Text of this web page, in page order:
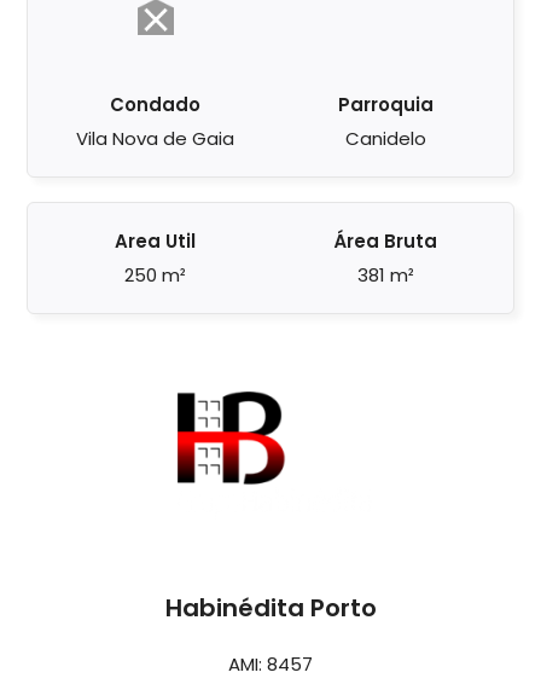
Condado
Vila Nova de Gaia
Parroquia
Canidelo
Area Util
250 m²
Área Bruta
381 m²
Habinédita Porto
AMI: 8457